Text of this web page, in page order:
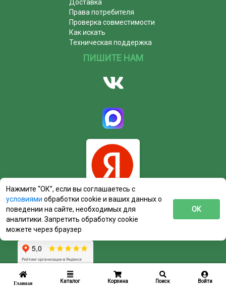
Главная Каталог Корзина Поиск Войти
Доставка
Права потребителя
Проверка совместимости
Как искать
Техническая поддержка
ПИШИТЕ НАМ
Нажмите “ОК”, если вы соглашаетесь с
условиями обработки cookie и ваших данных о
поведении на сайте, необходимых для
аналитики. Запретить обработку cookie
можете через браузер
ОК